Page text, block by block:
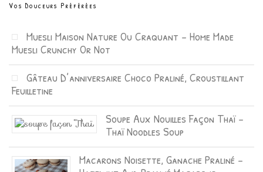
Vos Douceurs Préférées
Muesli Maison Nature Ou Craquant – Home Made
Muesli Crunchy Or Not
Gâteau D’anniversaire Choco Praliné, Croustillant
Feuilletine
Soupe Aux Nouilles Façon Thaï –
Thaï Noodles Soup
Macarons Noisette, Ganache Praliné –